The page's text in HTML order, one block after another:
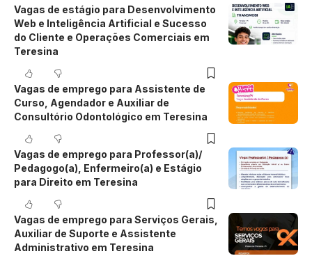
Vagas de estágio para Desenvolvimento
Web e Inteligência Artificial e Sucesso
do Cliente e Operações Comerciais em
Teresina
Vagas de emprego para Assistente de
Curso, Agendador e Auxiliar de
Consultório Odontológico em Teresina
Vagas de emprego para Professor(a)/
Pedagogo(a), Enfermeiro(a) e Estágio
para Direito em Teresina
Vagas de emprego para Serviços Gerais,
Auxiliar de Suporte e Assistente
Administrativo em Teresina